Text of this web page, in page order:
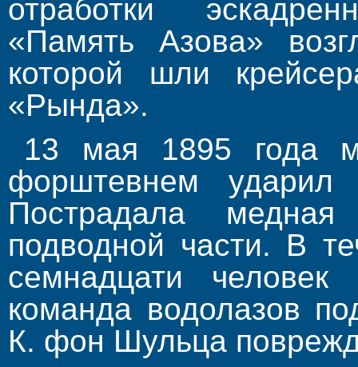
отработки
«Память Азова»
которой шли
«Рында».
13 мая 1895 года
форштевнем
Пострадала
подводной части. В
семнадцати
команда водолазов
К. фон Шульца